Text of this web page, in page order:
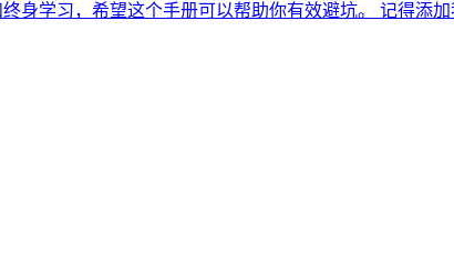
身学习，希望这个手册可以帮助你有效避坑。 记得添加